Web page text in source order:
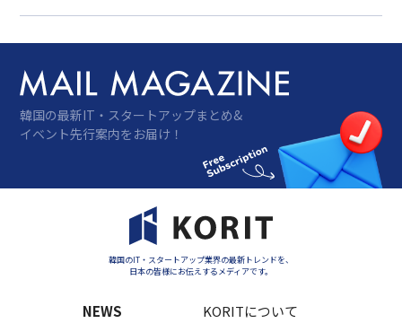
韓国の最新IT・スタートアップまとめ&
イベント先行案内をお届け！
韓国のIT・スタートアップ業界の最新トレンドを、
日本の皆様にお伝えするメディアです。
NEWS
KORITについて